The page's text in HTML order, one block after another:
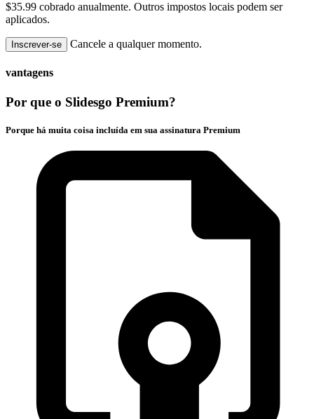
$35.99 cobrado anualmente. Outros impostos locais podem ser
aplicados.
Inscrever-se Cancele a qualquer momento.
vantagens
Por que o Slidesgo Premium?
Porque há muita coisa incluída em sua assinatura Premium